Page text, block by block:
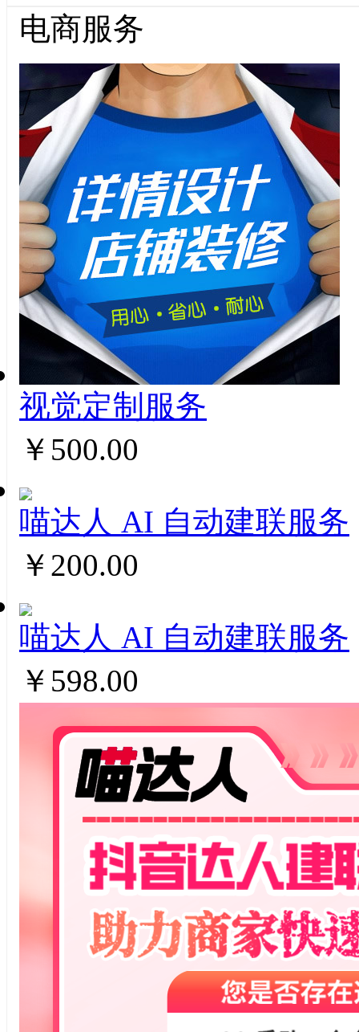
电商服务
视觉定制服务
￥500.00
喵达人 AI ⾃动建联服务
￥200.00
喵达人 AI ⾃动建联服务
￥598.00